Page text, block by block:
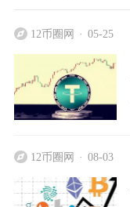
12币圈网 05-25
12币圈网 08-03